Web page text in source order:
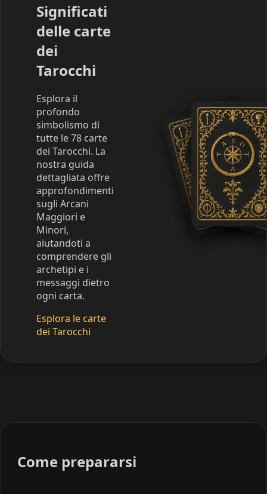
Significati
delle carte
dei
Tarocchi
Esplora il
profondo
simbolismo di
tutte le 78 carte
dei Tarocchi. La
nostra guida
dettagliata offre
approfondimenti
sugli Arcani
Maggiori e
Minori,
aiutandoti a
comprendere gli
archetipi e i
messaggi dietro
ogni carta.
Esplora le carte
dei Tarocchi
Come prepararsi